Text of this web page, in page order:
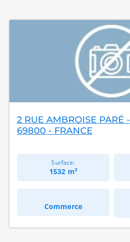
2 RUE AMBROISE PARÉ
69800 - FRANCE
Surface:
1532 m²
Commerce